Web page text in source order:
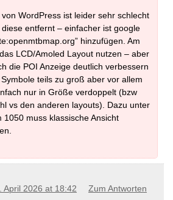
WordPress ist leider sehr schlecht
entfernt – einfacher ist google
hinzufügen. Am
LCD/Amoled Layout nutzen – aber
die POI Anzeige deutlich verbessern
teils zu groß aber vor allem
nur in Größe verdoppelt (bzw
vs den anderen layouts). Dazu unter
1050 muss klassische Ansicht
April 2026 at 18:42
Zum Antworten